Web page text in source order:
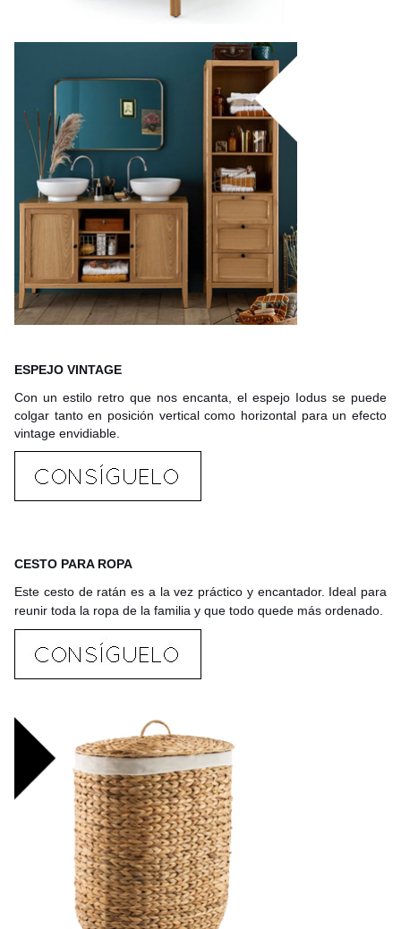
ESPEJO VINTAGE
Con un estilo retro que nos encanta, el espejo Iodus se puede
colgar tanto en posición vertical como horizontal para un efecto
vintage envidiable.
CESTO PARA ROPA
Este cesto de ratán es a la vez práctico y encantador. Ideal para
reunir toda la ropa de la familia y que todo quede más ordenado.